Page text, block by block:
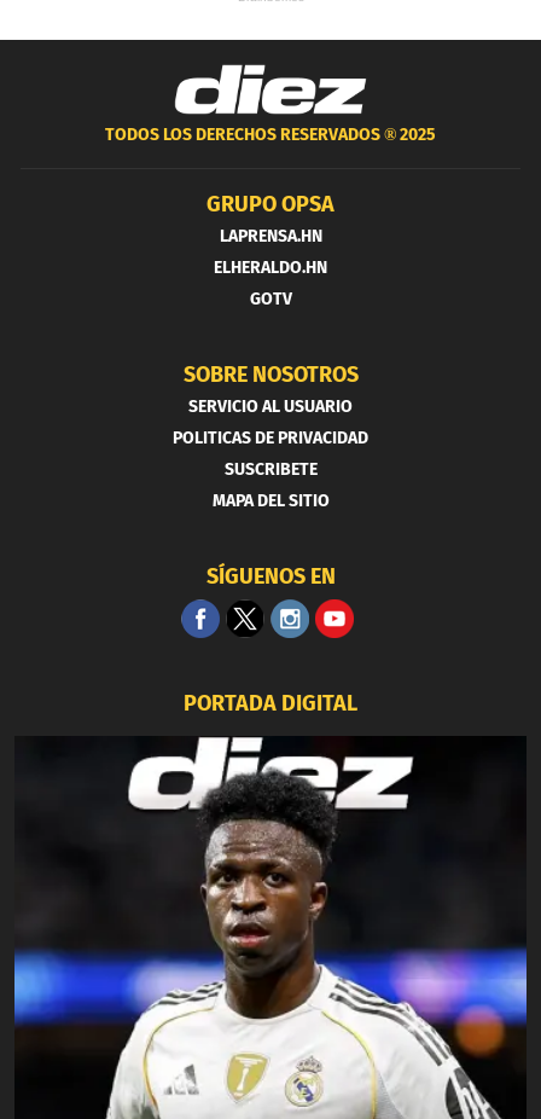
TODOS LOS DERECHOS RESERVADOS ®2025
GRUPO OPSA
LAPRENSA.HN
ELHERALDO.HN
GOTV
SOBRE NOSOTROS
SERVICIO AL USUARIO
POLITICAS DE PRIVACIDAD
SUSCRIBETE
MAPA DEL SITIO
SÍGUENOS EN
PORTADA DIGITAL